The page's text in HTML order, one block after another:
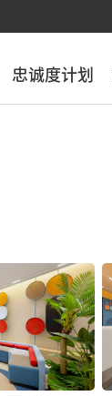
忠诚度计划
忠诚度计划